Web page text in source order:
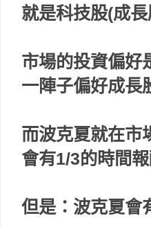
就是科技股(成
市場的投資偏好
一陣子偏好成長
而波克夏就在
會有1/3的時間
但是：波克夏會